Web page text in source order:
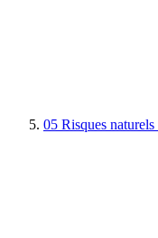
05 Risques naturels